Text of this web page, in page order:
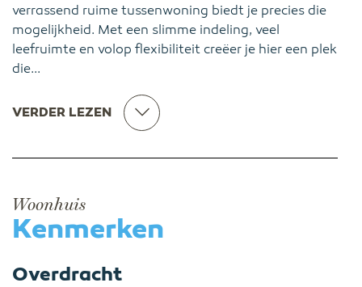
verrassend ruime tussenwoning biedt je precies die
mogelijkheid. Met een slimme indeling, veel
leefruimte en volop flexibiliteit creëer je hier een plek
die...
VERDER LEZEN
Woonhuis
Kenmerken
Overdracht